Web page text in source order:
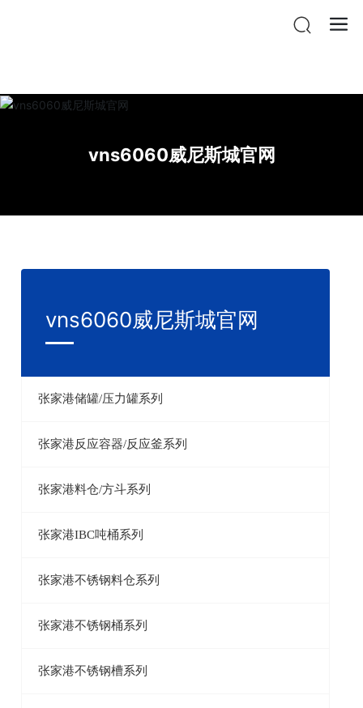
vnsr威尼斯城官网登入
vns6060威尼斯城官网
vns6060威尼斯城官网
张家港储罐/压力罐系列
张家港反应容器/反应釜系列
张家港料仓/方斗系列
张家港IBC吨桶系列
张家港不锈钢料仓系列
张家港不锈钢桶系列
张家港不锈钢槽系列